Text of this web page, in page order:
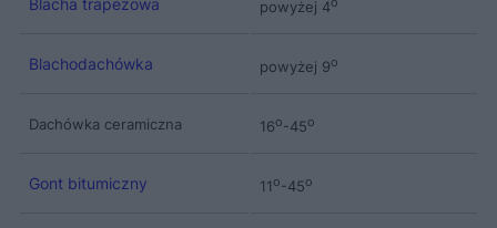
Blacha trapezowa powyżej 4o
Blachodachówka powyżej 9o
Dachówka ceramiczna 16o-45o
Gont bitumiczny 11 o-45o